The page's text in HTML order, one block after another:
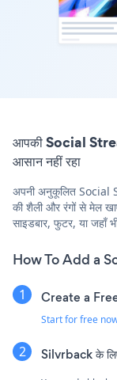
आपकी Social
आसान नहीं रहा
अपनी अनुकूलित Social
की शैली और रंगों से मेल
साइडबार, फुटर, या जहाँ
How To Add a
Create a
Start for free
Silvrback के